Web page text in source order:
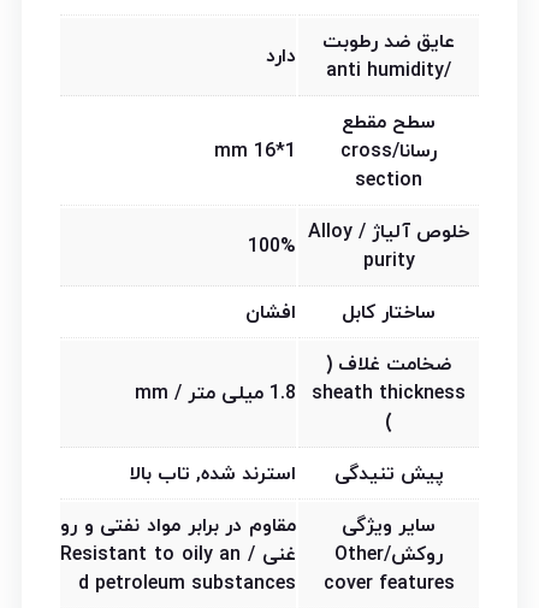
عایق ضد رطوبت
/anti humidity
دارد
سطح مقطع
رسانا/cross
section
1*16 mm
خلوص آلیاژ / Alloy
purity
100%
ساختار کابل
افشان
ضخامت غلاف (
sheath thickness
)
1.8 میلی متر / mm
پیش تنیدگی
استرند شده, تاب بالا
سایر ویژگی
روکش/Other
cover features
مقاوم در برابر مواد نفتی و رو
غنی / Resistant to oily an
d petroleum substances